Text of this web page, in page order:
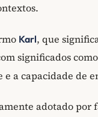
Karl, que
significados
a capacidade de
adotado